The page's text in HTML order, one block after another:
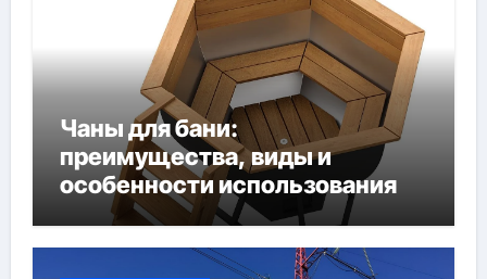
Чаны для бани:
преимущества, виды и
особенности использования